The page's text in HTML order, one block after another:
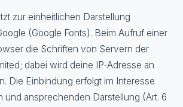
zur einheitlichen Darstellung
(Google Fonts). Beim Aufruf einer
die Schriften von Servern der
dabei wird deine IP-Adresse an
Die Einbindung erfolgt im Interesse
und ansprechenden Darstellung (Art. 6